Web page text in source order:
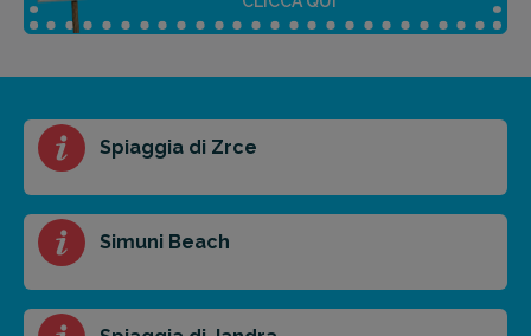
Riassunto dell'articolo
Scegli il formato del riassunto
Breve Medio Punti chiave
Ottieni un preventivo personalizzato per la tua
Spiaggia di Zrce
Simuni Beach